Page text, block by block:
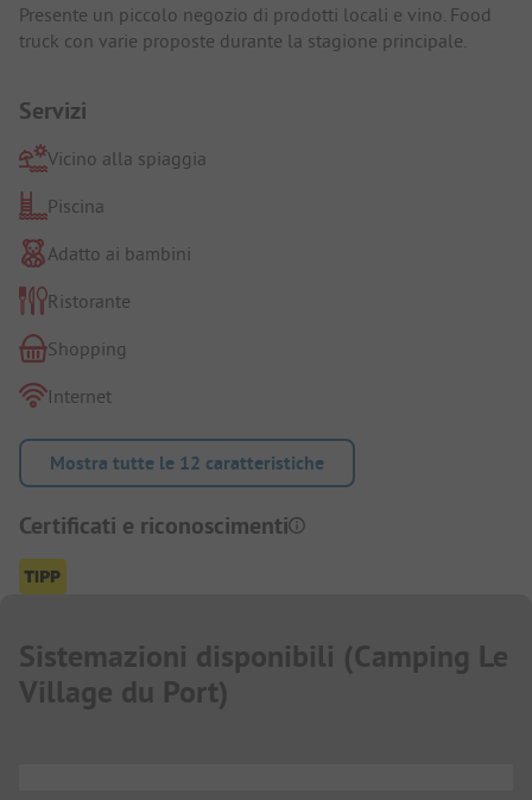
Presente un piccolo negozio di prodotti locali e vino. Food
truck con varie proposte durante la stagione principale.
Servizi
Vicino alla spiaggia
Piscina
Adatto ai bambini
Ristorante
Shopping
Internet
Mostra tutte le 12 caratteristiche
Certificati e riconoscimenti
Sistemazioni disponibili (Camping Le
Village du Port)